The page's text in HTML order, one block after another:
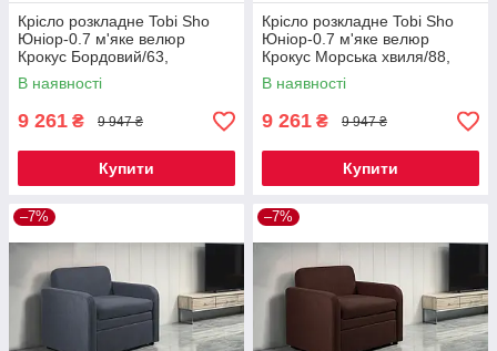
Крісло розкладне Tobi Sho
Юніор-0.7 м'яке велюр
Крокус Бордовий/63,
880х800х800 мм
В наявності
9 261 ₴ 9 947 ₴
Купити
Крісло розкладне Tobi Sho
Юніор-0.7 м'яке велюр
Крокус Морська хвиля/88,
880х800х800 мм
В наявності
9 261 ₴ 9 947 ₴
Купити
–7% –7%